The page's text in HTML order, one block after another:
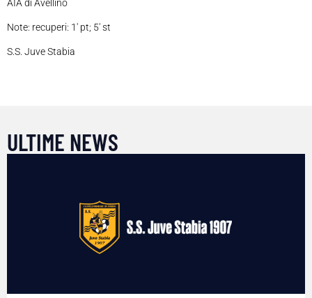
AIA di Avellino
Note: recuperi: 1′ pt; 5′ st
S.S. Juve Stabia
ULTIME NEWS